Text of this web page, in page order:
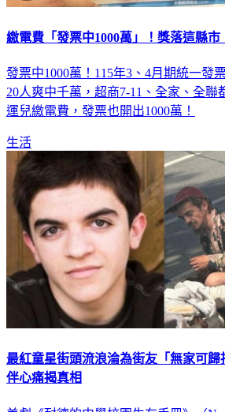
繳電費「發票中1000萬」！獎落這縣
發票中1000萬！115年3、4月期統一發
20人爽中千萬，超商7-11、全家、全聯
運兒繳電費，發票也開出1000萬！
生活
最紅童星街頭流浪淪為街友「無家可
伴心痛揭真相